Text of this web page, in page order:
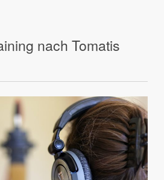
nach Tomatis